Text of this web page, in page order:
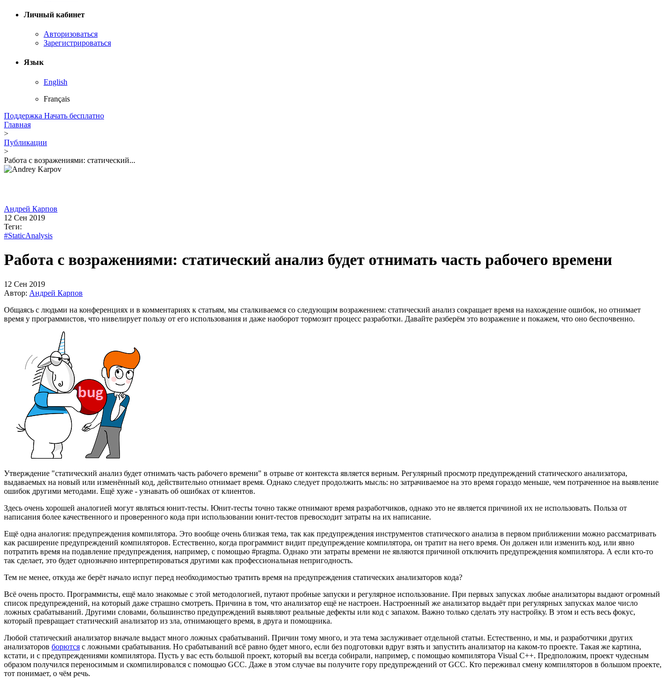
Личный кабинет
Авторизоваться
Зарегистрироваться
Язык
English
Français
Поддержка Начать бесплатно
Главная
>
Публикации
>
Работа с возражениями: статический...
Андрей Карпов
12 Сен 2019
Теги:
#StaticAnalysis
Работа с возражениями: статический анализ будет отнимать часть рабочего времени
12 Сен 2019
Автор: Андрей Карпов
Общаясь с людьми на конференциях и в комментариях к статьям, мы сталкиваемся со следующим возражением: статический анализ сокращает время на нахождение ошибок, но отнимает
время у программистов, что нивелирует пользу от его использования и даже наоборот тормозит процесс разработки. Давайте разберём это возражение и покажем, что оно беспочвенно.
Утверждение "статический анализ будет отнимать часть рабочего времени" в отрыве от контекста является верным. Регулярный просмотр предупреждений статического анализатора,
выдаваемых на новый или изменённый код, действительно отнимает время. Однако следует продолжить мысль: но затрачиваемое на это время гораздо меньше, чем потраченное на выявление
ошибок другими методами. Ещё хуже - узнавать об ошибках от клиентов.
Здесь очень хорошей аналогией могут являться юнит-тесты. Юнит-тесты точно также отнимают время разработчиков, однако это не является причиной их не использовать. Польза от
написания более качественного и проверенного кода при использовании юнит-тестов превосходит затраты на их написание.
Ещё одна аналогия: предупреждения компилятора. Это вообще очень близкая тема, так как предупреждения инструментов статического анализа в первом приближении можно рассматривать
как расширение предупреждений компиляторов. Естественно, когда программист видит предупреждение компилятора, он тратит на него время. Он должен или изменить код, или явно
потратить время на подавление предупреждения, например, с помощью #pragma. Однако эти затраты времени не являются причиной отключить предупреждения компилятора. А если кто-то
так сделает, это будет однозначно интерпретироваться другими как профессиональная непригодность.
Тем не менее, откуда же берёт начало испуг перед необходимостью тратить время на предупреждения статических анализаторов кода?
Всё очень просто. Программисты, ещё мало знакомые с этой методологией, путают пробные запуски и регулярное использование. При первых запусках любые анализаторы выдают огромный
список предупреждений, на который даже страшно смотреть. Причина в том, что анализатор ещё не настроен. Настроенный же анализатор выдаёт при регулярных запусках малое число
ложных срабатываний. Другими словами, большинство предупреждений выявляют реальные дефекты или код с запахом. Важно только сделать эту настройку. В этом и есть весь фокус,
который превращает статический анализатор из зла, отнимающего время, в друга и помощника.
Любой статический анализатор вначале выдаст много ложных срабатываний. Причин тому много, и эта тема заслуживает отдельной статьи. Естественно, и мы, и разработчики других
анализаторов борются с ложными срабатывания. Но срабатываний всё равно будет много, если без подготовки вдруг взять и запустить анализатор на каком-то проекте. Такая же картина,
кстати, и с предупреждениями компилятора. Пусть у вас есть большой проект, который вы всегда собирали, например, с помощью компилятора Visual C++. Предположим, проект чудесным
образом получился переносимым и скомпилировался с помощью GCC. Даже в этом случае вы получите гору предупреждений от GCC. Кто переживал смену компиляторов в большом проекте,
тот понимает, о чём речь.